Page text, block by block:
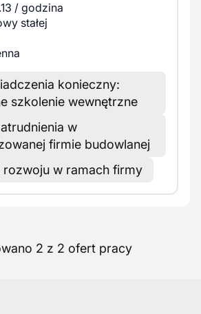
/ godzina
stałej
konieczny:
szkolenie wewnętrzne
w
firmie budowlanej
rozwoju w ramach firmy
2 z 2 ofert pracy